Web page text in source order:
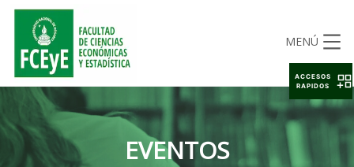
MENÚ
EVENTOS
ACCESOS
RAPIDOS